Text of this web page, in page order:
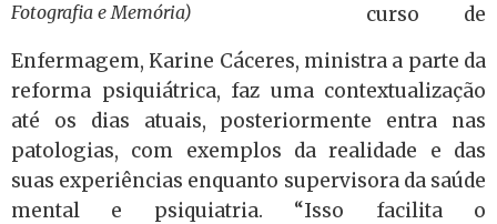
Fotografia e Memória)
curso de
Enfermagem, Karine Cáceres, ministra a parte da
reforma psiquiátrica, faz uma contextualização
até os dias atuais, posteriormente entra nas
patologias, com exemplos da realidade e das
suas experiências enquanto supervisora da saúde
mental e psiquiatria. “Isso facilita o